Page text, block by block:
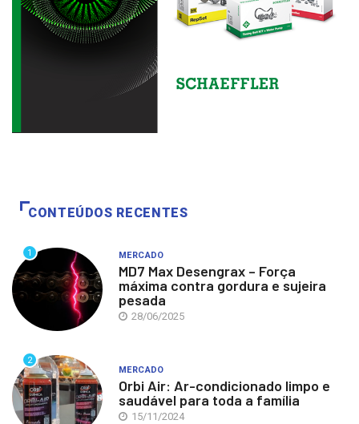
CONTEÚDOS RECENTES
1 MERCADO
MD7 Max Desengrax – Força
máxima contra gordura e sujeira
pesada
28/06/2025
2
MERCADO
Orbi Air: Ar-condicionado limpo e
saudável para toda a família
15/11/2024